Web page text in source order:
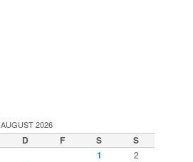
AUGUST 2026
D F S
S
1
2